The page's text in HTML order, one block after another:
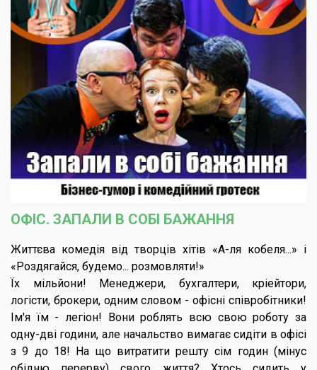
ОФІС. ЗАПАЛИ В СОБІ БАЖАННЯ
Життєва комедія від творців хітів «А-ля кобеля...» і
«Роздягайся, будемо... розмовляти!»
Їх мільйони! Менеджери, бухгалтери, кріейтори,
логісти, брокери, одним словом - офісні співробітники!
Ім'я їм - легіон! Вони роблять всю свою роботу за
одну-дві години, але начальство вимагає сидіти в офісі
з 9 до 18! На що витратити решту сім годин (мінус